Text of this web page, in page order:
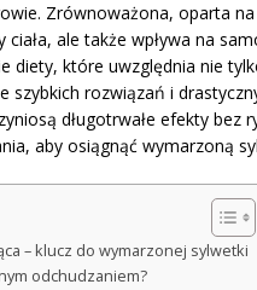
Zrównoważona, oparta na
ale także wpływa na
diety, które uwzględnia nie
szybkich rozwiązań i
długotrwałe efekty bez
aby osiągnąć wymarzoną
– klucz do wymarzonej sylwetki
odchudzaniem?